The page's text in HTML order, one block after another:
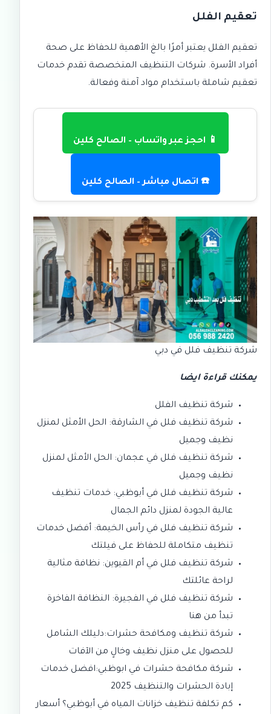
تعقيم الفلل
تعقيم الفلل يعتبر أمرًا بالغ الأهمية للحفاظ على صحة
أفراد الأسرة. شركات التنظيف المتخصصة تقدم خدمات
تعقيم شاملة باستخدام مواد آمنة وفعالة.
📱 احجز عبر واتساب – الصالح كلين
☎️ اتصال مباشر – الصالح كلين
شركة تنظيف فلل في دبي
يمكنك قراءة ايضا
شركة تنظيف الفلل
شركة تنظيف فلل في الشارقة: الحل الأمثل لمنزل
نظيف وجميل
شركة تنظيف فلل في عجمان: الحل الأمثل لمنزل
نظيف وجميل
شركة تنظيف فلل في أبوظبي: خدمات تنظيف
عالية الجودة لمنزل دائم الجمال
شركة تنظيف فلل في رأس الخيمة: أفضل خدمات
تنظيف متكاملة للحفاظ على فيلتك
شركة تنظيف فلل في أم القيوين: نظافة مثالية
لراحة عائلتك
شركة تنظيف فلل في الفجيرة: النظافة الفاخرة
تبدأ من هنا
شركة تنظيف ومكافحة حشرات:دليلك الشامل
للحصول على منزل نظيف وخالٍ من الآفات
شركة مكافحة حشرات في ابوظبي:افضل خدمات
إبادة الحشرات والتنظيف 2025
كم تكلفة تنظيف خزانات المياه في أبوظبي؟ أسعار